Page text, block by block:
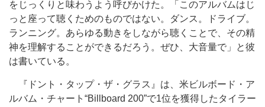
をじっくりと味わうよう呼びかけた。「このアルバムはじ
っと座って聴くためのものではない。ダンス。ドライブ。
ランニング。あらゆる動きをしながら聴くことで、その精
神を理解することができるだろう。ぜひ、大音量で」と彼
は書いている。
『ドント・タップ・ザ・グラス』は、米ビルボード・ア
ルバム・チャート“Billboard 200”で1位を獲得したタイラー